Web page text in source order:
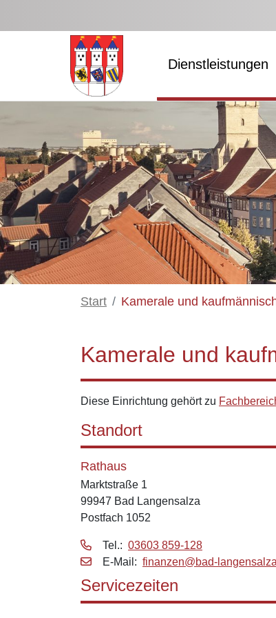
Dienstleistungen
Start Kamerale und
Kamerale und
Diese Einrichtung gehört zu
Standort
Rathaus
Marktstraße 1
99947 Bad Langensalza
Postfach 1052
Tel.: 03603 859-128
E‑Mail: finanzen@bad-
Servicezeiten